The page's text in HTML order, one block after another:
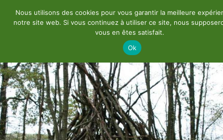
Nous utilisons des cookies pour vous garantir la meilleure
notre site web. Si vous continuez à utiliser ce site, nous
vous en êtes satisfait.
Ok